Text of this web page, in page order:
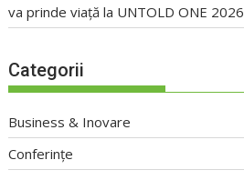
va prinde viață la UNTOLD ONE 2026
Categorii
Business & Inovare
Conferințe